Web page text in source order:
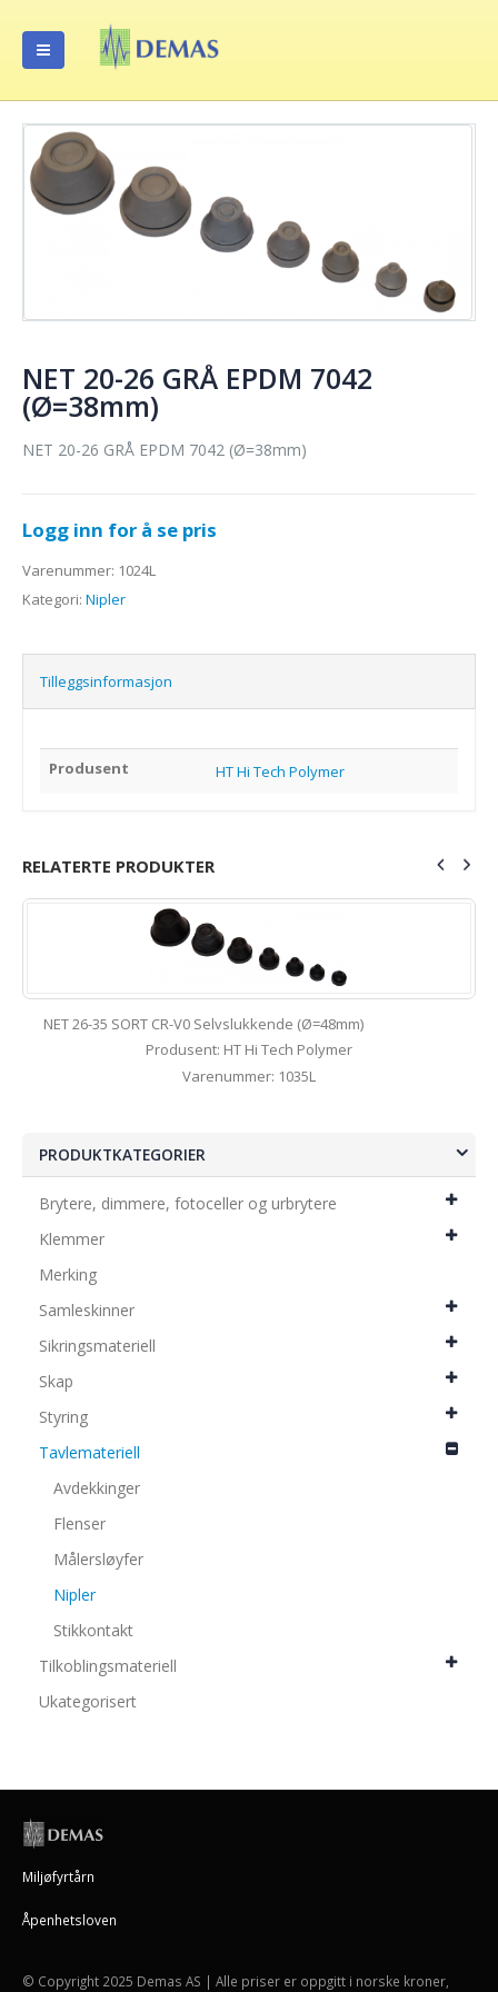
NET 20-26 GRÅ EPDM 7042
(Ø=38mm)
NET 20-26 GRÅ EPDM 7042 (Ø=38mm)
Logg inn for å se pris
Varenummer: 1024L
Kategori: Nipler
Tilleggsinformasjon
Produsent HT Hi Tech Polymer
RELATERTE PRODUKTER
NET 26-35 SORT CR-V0 Selvslukkende (Ø=48mm)
Produsent: HT Hi Tech Polymer
Varenummer: 1035L
PRODUKTKATEGORIER
Brytere, dimmere, fotoceller og urbrytere
Klemmer
Merking
Samleskinner
Sikringsmateriell
Skap
Styring
Tavlemateriell
Avdekkinger
Flenser
Målersløyfer
Nipler
Stikkontakt
Tilkoblingsmateriell
Ukategorisert
Miljøfyrtårn
Åpenhetsloven
© Copyright 2025 Demas AS | Alle priser er oppgitt i norske kroner,